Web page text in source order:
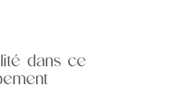
dans ce